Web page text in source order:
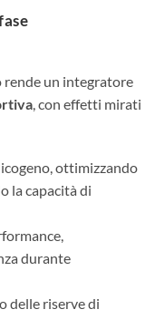
rende un integratore
, con effetti mirati
ottimizzando
la capacità di
durante
delle riserve di